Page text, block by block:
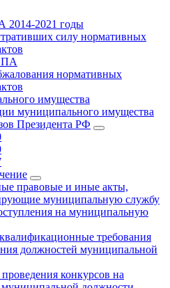
2014-2021 годы
силу нормативных
нормативных
имущества
муниципального имущества
Президента РФ
правовые и иные акты,
муниципальную службу
на муниципальную
требования
должностей муниципальной
проведения конкурсов на